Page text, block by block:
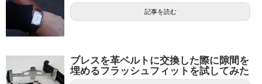
記事を読む
ブレスを革ベルトに交換した際に隙間を
埋めるフラッシュフィットを試してみた